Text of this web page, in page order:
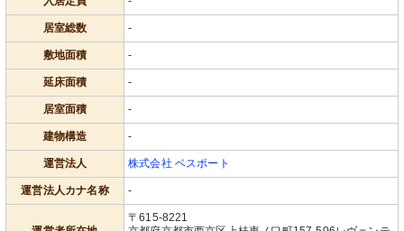
居室総数 -
敷地面積 -
延床面積 -
居室面積 -
建物構造 -
運営法人 株式会社 ベスポート
運営法人カナ名称 -
〒615-8221